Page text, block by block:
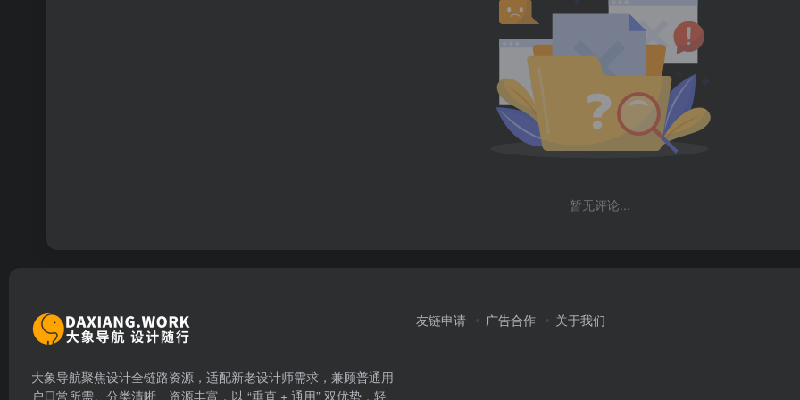
暂无评论...
大象导航聚焦设计全链路资源，适配新老设计师需求，兼顾普通用
户日常所需。分类清晰、资源丰富，以 “垂直 + 通用” 双优势，轻
友链申请 广告合作 关于我们